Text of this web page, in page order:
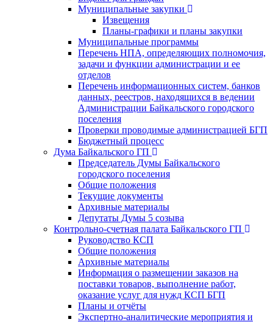
Муниципальные закупки
Извещения
Планы-графики и планы закупки
Муниципальные программы
Перечень НПА, определяющих полномочия,
задачи и функции администрации и ее
отделов
Перечень информационных систем, банков
данных, реестров, находящихся в ведении
Администрации Байкальского городского
поселения
Проверки проводимые администрацией БГП
Бюджетный процесс
Дума Байкальского ГП
Председатель Думы Байкальского
городского поселения
Общие положения
Текущие документы
Архивные материалы
Депутаты Думы 5 созыва
Контрольно-счетная палата Байкальского ГП
Руководство КСП
Общие положения
Архивные материалы
Информация о размещении заказов на
поставки товаров, выполнение работ,
оказание услуг для нужд КСП БГП
Планы и отчёты
Экспертно-аналитические мероприятия и